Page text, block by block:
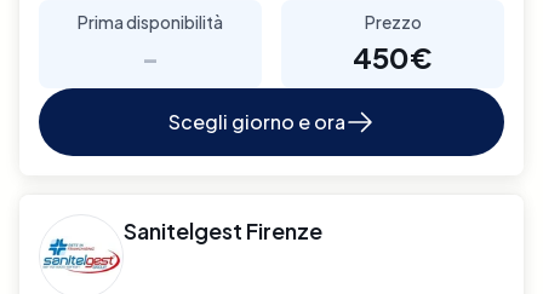
Prima disponibilità
-
Prezzo
450€
Scegli giorno e ora
Sanitelgest Firenze